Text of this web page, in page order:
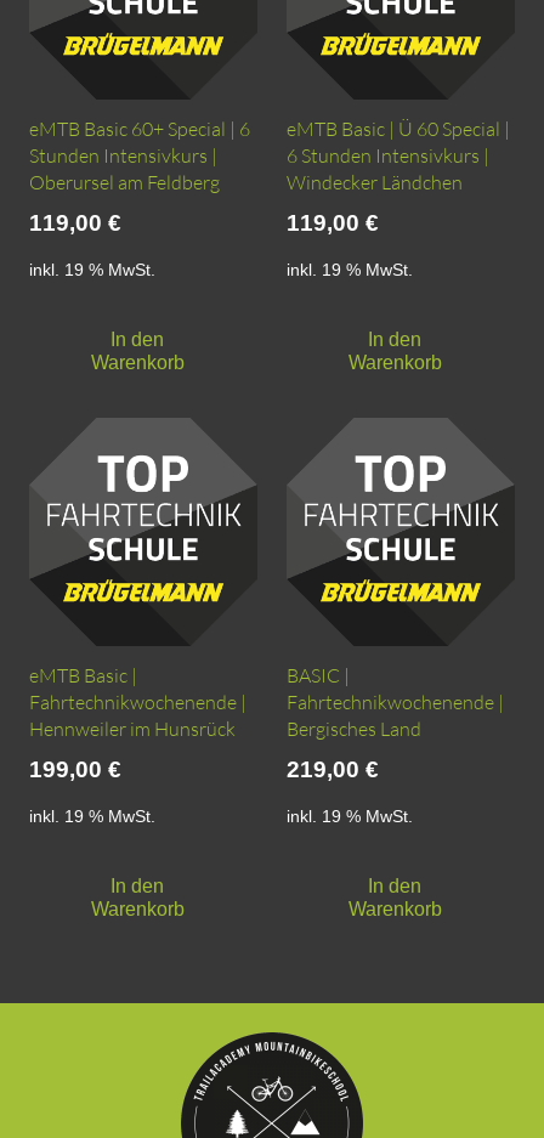
eMTB Basic 60+ Special | 6
Stunden Intensivkurs |
Oberursel am Feldberg
119,00 €
inkl. 19 % MwSt.
In den
Warenkorb
eMTB Basic | Ü 60 Special |
6 Stunden Intensivkurs |
Windecker Ländchen
119,00 €
inkl. 19 % MwSt.
In den
Warenkorb
eMTB Basic |
Fahrtechnikwochenende |
Hennweiler im Hunsrück
199,00 €
inkl. 19 % MwSt.
In den
Warenkorb
BASIC |
Fahrtechnikwochenende |
Bergisches Land
219,00 €
inkl. 19 % MwSt.
In den
Warenkorb